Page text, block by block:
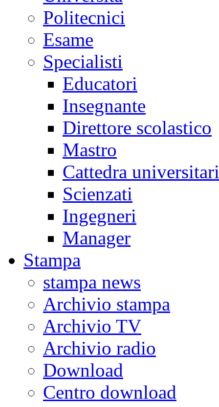
Politecnici
Esame
Specialisti
Educatori
Insegnante
Direttore scolastico
Mastro
Cattedra
Scienzati
Ingegneri
Manager
Stampa
stampa news
Archivio stampa
Archivio TV
Archivio radio
Download
Centro download